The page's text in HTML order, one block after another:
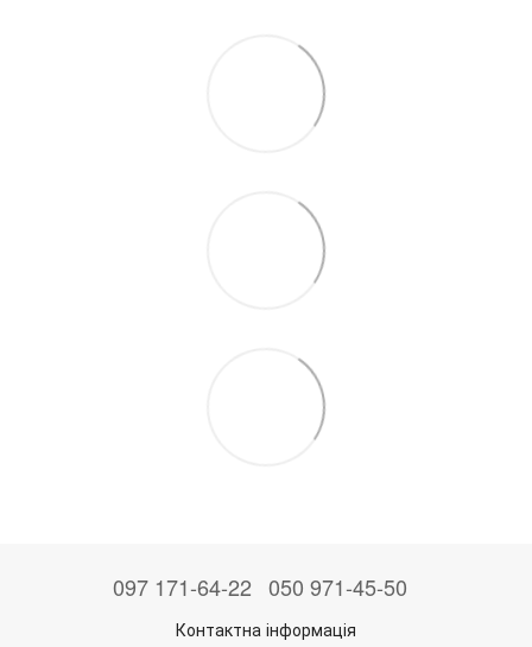
097 171-64-22 050 971-45-50
Контактна інформація